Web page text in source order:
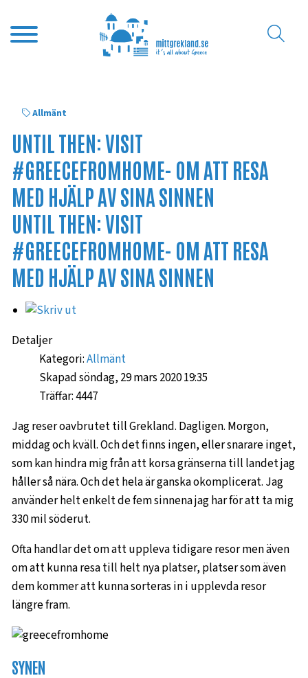
Allmänt
UNTIL THEN: VISIT
#GREECEFROMHOME- OM ATT RESA
MED HJÄLP AV SINA SINNEN
UNTIL THEN: VISIT
#GREECEFROMHOME- OM ATT RESA
MED HJÄLP AV SINA SINNEN
Detaljer
Kategori:Allmänt
Skapad söndag, 29 mars 2020 19:35
Träffar: 4447
Jag reser oavbrutet till Grekland. Dagligen. Morgon,
middag och kväll. Och det finns ingen, eller snarare inget,
som kan hindra mig från att korsa gränserna till landet jag
håller så nära. Och det hela är ganska okomplicerat. Jag
använder helt enkelt de fem sinnena jag har för att ta mig
330 mil söderut.
Ofta handlar det om att uppleva tidigare resor men även
om att kunna resa till helt nya platser, platser som även
dem kommer att kunna sorteras in i upplevda resor
längre fram.
SYNEN